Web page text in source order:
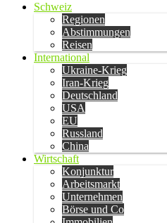
Schweiz
Regionen
Abstimmungen
Reisen
International
Ukraine-Krieg
Iran-Krieg
Deutschland
USA
EU
Russland
China
Wirtschaft
Konjunktur
Arbeitsmarkt
Unternehmen
Börse und Co